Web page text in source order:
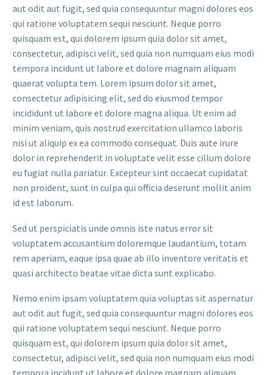
aut odit aut fugit, sed quia consequuntur magni dolores eos
qui ratione voluptatem sequi nesciunt. Neque porro
quisquam est, qui dolorem ipsum quia dolor sit amet,
consectetur, adipisci velit, sed quia non numquam eius modi
tempora incidunt ut labore et dolore magnam aliquam
quaerat volupta tem. Lorem ipsum dolor sit amet,
consectetur adipisicing elit, sed do eiusmod tempor
incididunt ut labore et dolore magna aliqua. Ut enim ad
minim veniam, quis nostrud exercitation ullamco laboris
nisi ut aliquip ex ea commodo consequat. Duis aute irure
dolor in reprehenderit in voluptate velit esse cillum dolore
eu fugiat nulla pariatur. Excepteur sint occaecat cupidatat
non proident, sunt in culpa qui officia deserunt mollit anim
id est laborum.
Sed ut perspiciatis unde omnis iste natus error sit
voluptatem accusantium doloremque laudantium, totam
rem aperiam, eaque ipsa quae ab illo inventore veritatis et
quasi architecto beatae vitae dicta sunt explicabo.
Nemo enim ipsam voluptatem quia voluptas sit aspernatur
aut odit aut fugit, sed quia consequuntur magni dolores eos
qui ratione voluptatem sequi nesciunt. Neque porro
quisquam est, qui dolorem ipsum quia dolor sit amet,
consectetur, adipisci velit, sed quia non numquam eius modi